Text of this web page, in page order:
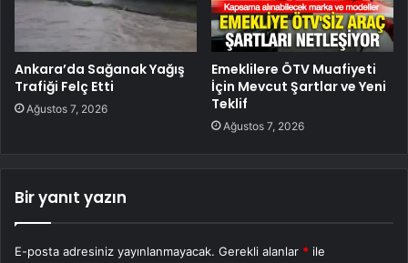
Ankara’da Sağanak Yağış
Trafiği Felç Etti
Ağustos 7, 2026
Emeklilere ÖTV Muafiyeti
İçin Mevcut Şartlar ve Yeni
Teklif
Ağustos 7, 2026
Bir yanıt yazın
E-posta adresiniz yayınlanmayacak. Gerekli alanlar * ile